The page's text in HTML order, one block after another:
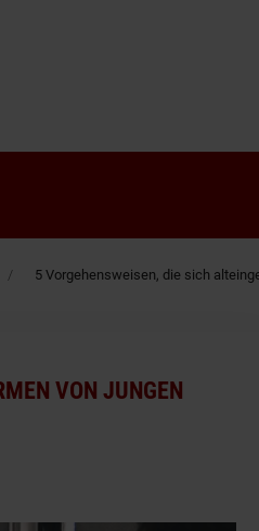
5 Vorgehensweisen, die sich
VON JUNGEN